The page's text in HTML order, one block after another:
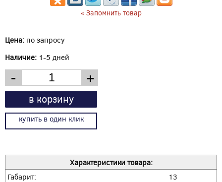
« Запомнить товар
Цена: по запросу
Наличие: 1-5 дней
- +
в корзину
купить в один клик
Характеристики товара:
Габарит:
13